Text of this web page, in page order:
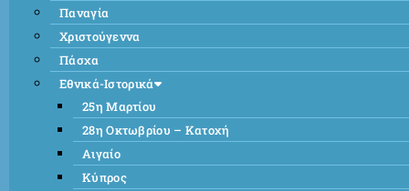
Παναγία
Χριστούγεννα
Πάσχα
Εθνικά-Ιστορικά
25η Μαρτίου
28η Οκτωβρίου – Κατοχή
Αιγαίο
Κύπρος